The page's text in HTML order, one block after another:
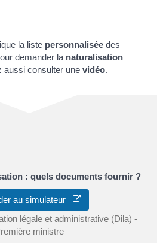
la liste personnalisée des
demander la naturalisation
aussi consulter unevidéo.
: quels documents fournir ?
au simulateur
légale et administrative (Dila) -
ministre